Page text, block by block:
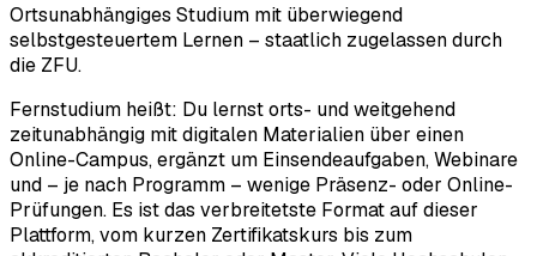
Ortsunabhängiges Studium mit überwiegend
selbstgesteuertem Lernen – staatlich zugelassen durch
die ZFU.
Fernstudium heißt: Du lernst orts- und weitgehend
zeitunabhängig mit digitalen Materialien über einen
Online-Campus, ergänzt um Einsendeaufgaben, Webinare
und – je nach Programm – wenige Präsenz- oder Online-
Prüfungen. Es ist das verbreitetste Format auf dieser
Plattform, vom kurzen Zertifikatskurs bis zum